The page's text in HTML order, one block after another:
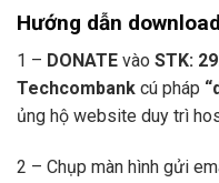
Hướng dẫn
1 – DONATE vào STK:
Techcombank cú pháp
ủng hộ website duy trì
2 – Chụp màn hình gửi